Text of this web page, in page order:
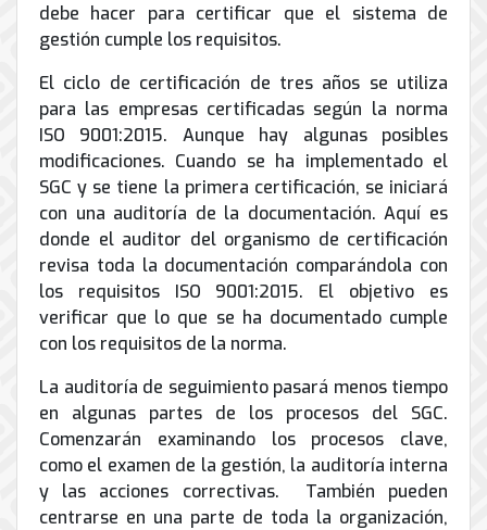
debe hacer para certificar que el sistema de
gestión cumple los requisitos.
El ciclo de certificación de tres años se utiliza
para las empresas certificadas según la norma
ISO 9001:2015. Aunque hay algunas posibles
modificaciones. Cuando se ha implementado el
SGC y se tiene la primera certificación, se iniciará
con una auditoría de la documentación. Aquí es
donde el auditor del organismo de certificación
revisa toda la documentación comparándola con
los requisitos ISO 9001:2015. El objetivo es
verificar que lo que se ha documentado cumple
con los requisitos de la norma.
La auditoría de seguimiento pasará menos tiempo
en algunas partes de los procesos del SGC.
Comenzarán examinando los procesos clave,
como el examen de la gestión, la auditoría interna
y las acciones correctivas. También pueden
centrarse en una parte de toda la organización,